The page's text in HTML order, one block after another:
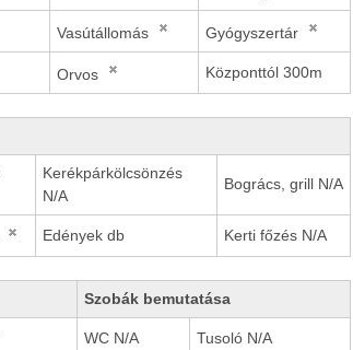
Vasútállomás Gyógyszertár
Orvos Központtól 300m
Kerékpárkölcsönzés
N/A
Bogrács, grill N/A
Edények db Kerti főzés N/A
Szobák bemutatása
WC N/A Tusoló N/A